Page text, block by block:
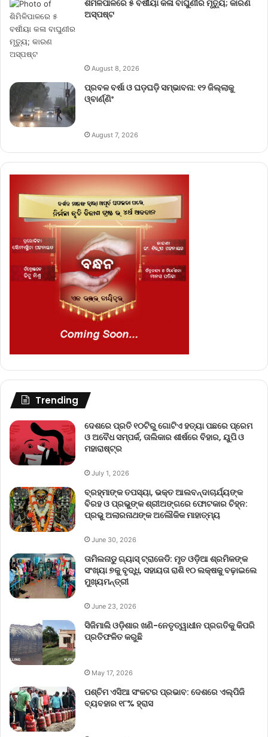
ଶିମିଳିପାଳରେ ୫ ବର୍ଷୀୟା କଳା ବାଘୁଣୀର ମୃତ୍ୟୁ; କାରଣ
ଅସ୍ପଷ୍ଟ
August 8, 2026
ପ୍ରବଳ ବର୍ଷା ଓ ଘଡ଼ଘଡ଼ି ସମ୍ଭାବନା: ୧୨ ଜିଲ୍ଲାକୁ
ଓ୍ବାର୍ଣ୍ଣିଂ
August 7, 2026
Trending
ଦେଶରେ ପ୍ରତି ୧୦ଟିରୁ ଗୋଟିଏ ହତ୍ୟା ପଛରେ ପ୍ରେମ
ଓ ଅବୈଧ ସମ୍ପର୍କ, ତାଲିକାର ଶୀର୍ଷରେ ବିହାର, ୟୁପି ଓ
ମହାରାଷ୍ଟ୍ର
July 1, 2026
ବ୍ରହ୍ମାଙ୍କ ତପସ୍ୟା, ଭକ୍ତ ଆଲବନ୍ଦାଚାର୍ଯ୍ୟଙ୍କ
ବିରହ ଓ ପ୍ରଭୁଙ୍କ ଶ୍ରୀଅଙ୍ଗରେ ଫୋଟକାର ଚିହ୍ନ:
ପ୍ରଭୁ ଅଲାରନାଥଙ୍କ ଅଲୌକିକ ମାହାତ୍ମ୍ୟ
June 30, 2026
ତାମିଲନାଡୁ ଗ୍ୟାସ୍ ଟ୍ରାଜେଡି: ମୃତ ଓଡ଼ିଆ ଶ୍ରମିକଙ୍କ
ସଂଖ୍ୟା ୭କୁ ବୃଦ୍ଧି, ସହାୟତା ରାଶି ୧୦ ଲକ୍ଷକୁ ବଢ଼ାଇଲେ
ମୁଖ୍ୟମନ୍ତ୍ରୀ
June 23, 2026
ସିଜିମାଲି ଓଡ଼ିଶାର ଖଣି-ନେତୃତ୍ୱାଧୀନ ପ୍ରଗତିକୁ କିପରି
ପ୍ରତିଫଳିତ କରୁଛି
May 17, 2026
ପଶ୍ଚିମ ଏସିଆ ସଂକଟର ପ୍ରଭାବ: ଦେଶରେ ଏଲ୍‌ପିଜି
ବ୍ୟବହାର ୧୮% ହ୍ରାସ